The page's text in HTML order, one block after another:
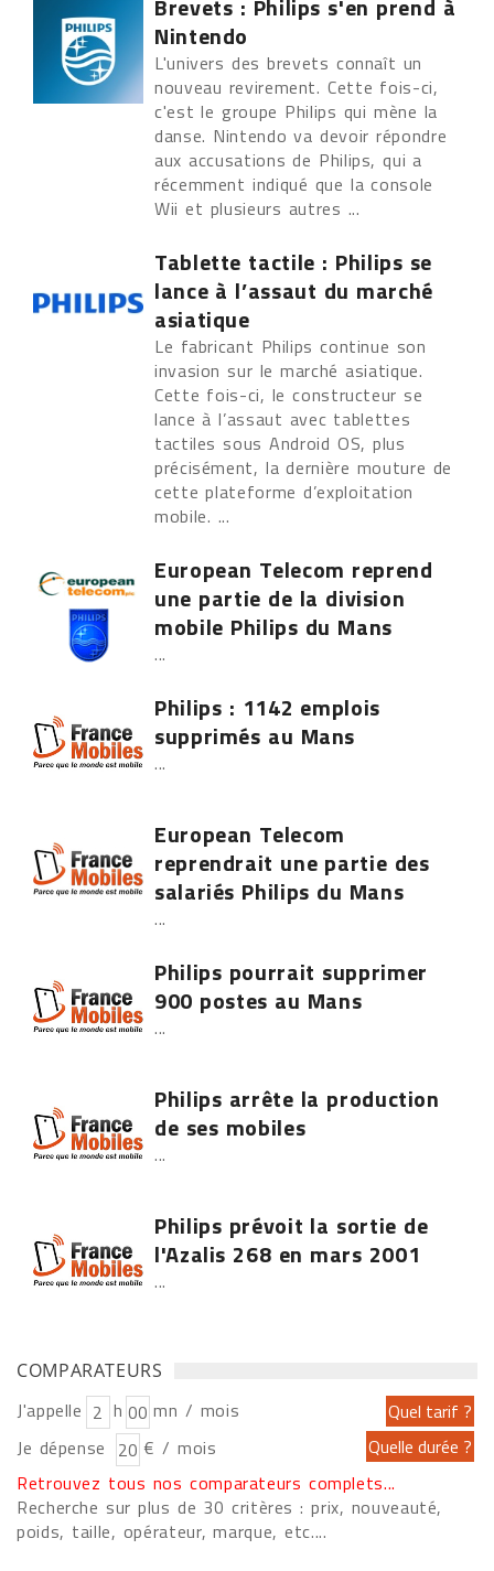
Brevets : Philips s'en prend à
Nintendo
L'univers des brevets connaît un
nouveau revirement. Cette fois-ci,
c'est le groupe Philips qui mène la
danse. Nintendo va devoir répondre
aux accusations de Philips, qui a
récemment indiqué que la console
Wii et plusieurs autres ...
Tablette tactile : Philips se
lance à l’assaut du marché
asiatique
Le fabricant Philips continue son
invasion sur le marché asiatique.
Cette fois-ci, le constructeur se
lance à l’assaut avec tablettes
tactiles sous Android OS, plus
précisément, la dernière mouture de
cette plateforme d’exploitation
mobile. ...
European Telecom reprend
une partie de la division
mobile Philips du Mans
...
Philips : 1142 emplois
supprimés au Mans
...
European Telecom
reprendrait une partie des
salariés Philips du Mans
...
Philips pourrait supprimer
900 postes au Mans
...
Philips arrête la production
de ses mobiles
...
Philips prévoit la sortie de
l'Azalis 268 en mars 2001
...
COMPARATEURS
J'appelle h
mn / mois
Je dépense
€ / mois
Retrouvez tous nos comparateurs complets...
Recherche sur plus de 30 critères : prix, nouveauté,
poids, taille, opérateur, marque, etc....